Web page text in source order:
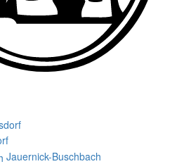
Jauernick-Buschbach